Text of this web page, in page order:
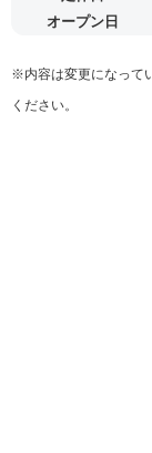
オープン日
※内容は変更になって
ください。